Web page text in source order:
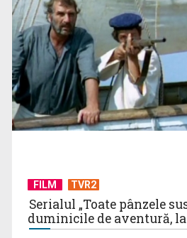
Cum ar fi „Vacanţa în casa din
urmărind ...
FILM TVR2
Serialul „Toate pânzele
duminicile de aventură, la